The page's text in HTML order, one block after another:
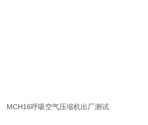
MCH16呼吸空气压缩机出厂测试